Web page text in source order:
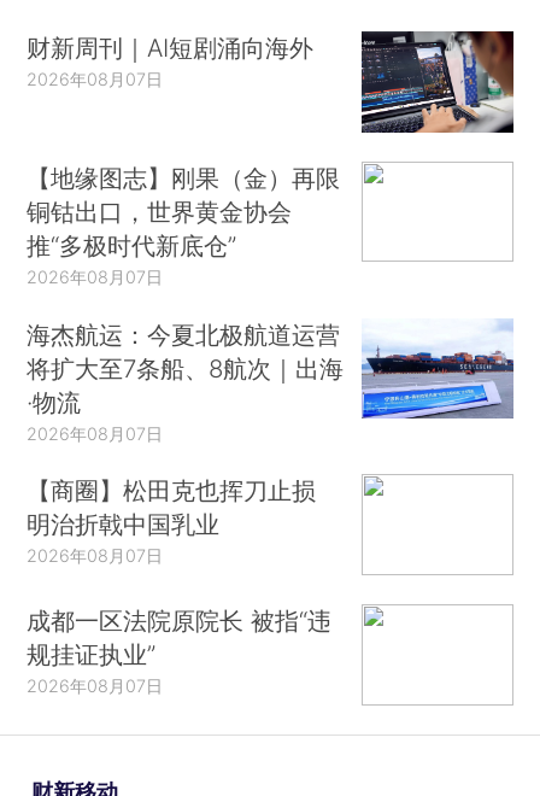
财新周刊｜AI短剧涌向海外
2026年08月07日
【地缘图志】刚果（金）再限
铜钴出口，世界黄金协会
推“多极时代新底仓”
2026年08月07日
海杰航运：今夏北极航道运营
将扩大至7条船、8航次｜出海
·物流
2026年08月07日
【商圈】松田克也挥刀止损
明治折戟中国乳业
2026年08月07日
成都一区法院原院长 被指“违
规挂证执业”
2026年08月07日